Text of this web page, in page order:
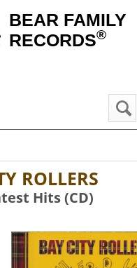
BEAR FAMILY
RECORDS®
ROLLERS
Hits (CD)